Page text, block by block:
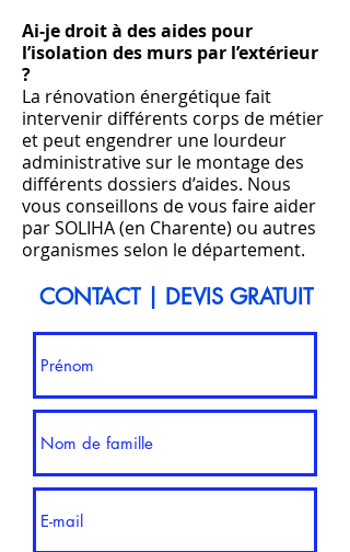
Ai-je droit à des aides pour
l’isolation des murs par l’extérieur
?
La rénovation énergétique fait
intervenir différents corps de métier
et peut engendrer une lourdeur
administrative sur le montage des
différents dossiers d’aides. Nous
vous conseillons de vous faire aider
par SOLIHA (en Charente) ou autres
organismes selon le département.
CONTACT | DEVIS GRATUIT